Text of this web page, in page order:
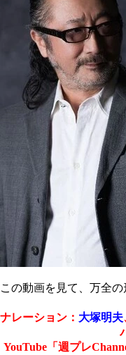
この動画を見て、万全
ナレーション： 大塚明夫
YouTube「週プレ